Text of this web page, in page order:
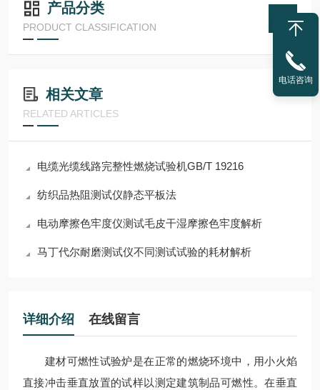
产品分类
PRODUCT CLASSIFICATION
相关文章
RELATED ARTICLES
电缆光缆线路完整性燃烧试验机GB/T 19216
纺织品热阻测试仪静态平板法
电动摩擦色牢度仪测试毛皮干湿摩擦色牢度解析
马丁代尔耐磨测试仪不同测试试验的耗材解析
详细介绍 在线留言
建材可燃性试验炉是在正常的燃烧环境中，用小火焰
直接冲击垂直放置的试样以测定建筑制品可燃性。在垂直
电话咨询